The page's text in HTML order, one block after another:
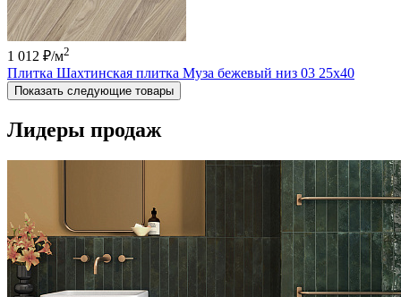
1 012 ₽/м2
Плитка Шахтинская плитка Муза бежевый низ 03 25х40
Показать следующие товары
Лидеры продаж